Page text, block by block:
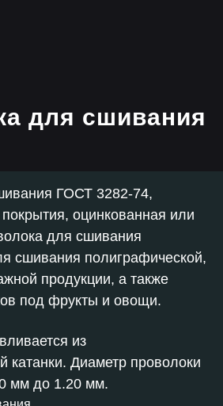
для сшивания
ГОСТ 3282-74,
оцинкованная или
для сшивания
сшивания полиграфической,
продукции, а также
под фрукты и овощи.
из
катанки. Диаметр проволоки
мм до 1.20 мм.